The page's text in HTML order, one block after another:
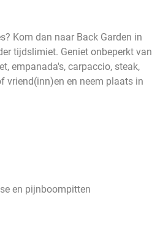
Kom dan naar Back Garden in
tijdslimiet. Geniet onbeperkt van
empanada's, carpaccio, steak,
vriend(inn)en en neem plaats in
en pijnboompitten